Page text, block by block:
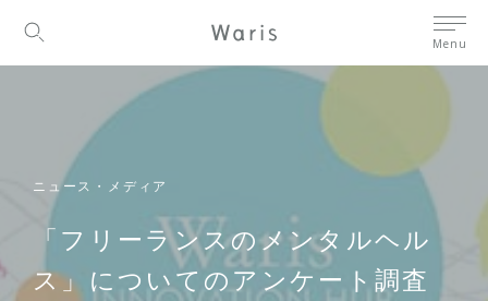
Menu
ニュース・メディア
「フリーランスのメンタルヘル
ス」についてのアンケート調査